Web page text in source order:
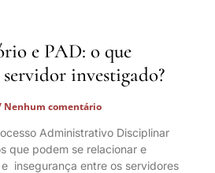
e PAD: o que
investigado?
Nenhum comentário
Administrativo Disciplinar
que podem se relacionar e
insegurança entre os servidores